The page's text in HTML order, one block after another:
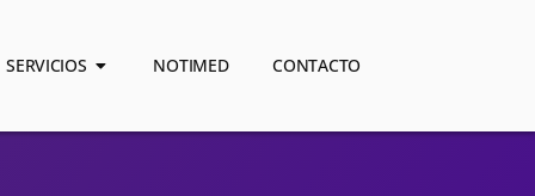
SERVICIOS NOTIMED CONTACTO